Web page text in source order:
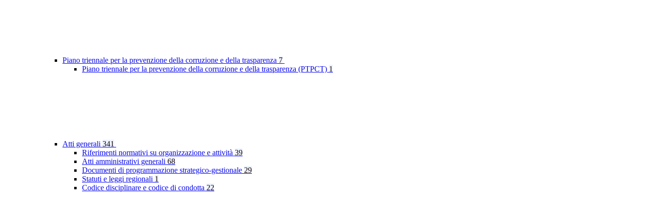
Piano triennale per la prevenzione della corruzione e della trasparenza 7
Piano triennale per la prevenzione della corruzione e della trasparenza (PTPCT) 1
Atti generali 341
Riferimenti normativi su organizzazione e attività 39
Atti amministrativi generali 68
Documenti di programmazione strategico-gestionale 29
Statuti e leggi regionali 1
Codice disciplinare e codice di condotta 22